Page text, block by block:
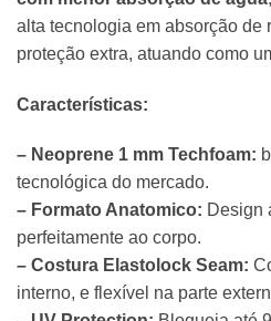
alta tecnologia em absorção de
proteção extra, atuando como
Características:
– Neoprene 1 mm Techfoam:
tecnológica do mercado.
– Formato Anatomico: Design
perfeitamente ao corpo.
– Costura Elastolock Seam:
interno, e flexível na parte